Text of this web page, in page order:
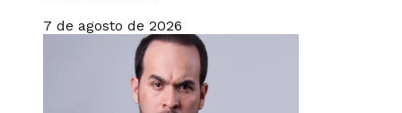
7 de agosto de 2026